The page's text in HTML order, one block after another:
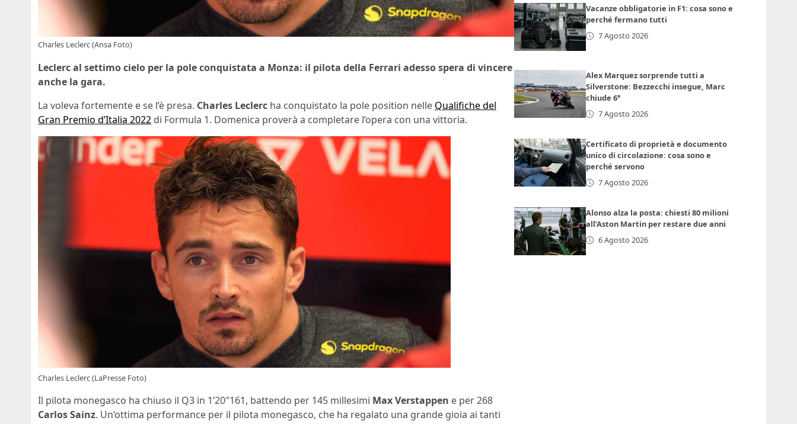
Charles Leclerc (Ansa Foto)
Leclerc al settimo cielo per la pole conquistata a Monza: il pilota della Ferrari adesso spera di vincere
anche la gara.
La voleva fortemente e se l’è presa. Charles Leclerc ha conquistato la pole position nelle Qualifiche del
Gran Premio d’Italia 2022 di Formula 1. Domenica proverà a completare l’opera con una vittoria.
Charles Leclerc (LaPresse Foto)
Il pilota monegasco ha chiuso il Q3 in 1’20″161, battendo per 145 millesimi Max Verstappen e per 268
Carlos Sainz. Un’ottima performance per il pilota monegasco, che ha regalato una grande gioia ai tanti
Vacanze obbligatorie in F1: cosa sono e
perché fermano tutti
7 Agosto 2026
Alex Marquez sorprende tutti a
Silverstone: Bezzecchi insegue, Marc
chiude 6°
7 Agosto 2026
Certificato di proprietà e documento
unico di circolazione: cosa sono e
perché servono
7 Agosto 2026
Alonso alza la posta: chiesti 80 milioni
all’Aston Martin per restare due anni
6 Agosto 2026